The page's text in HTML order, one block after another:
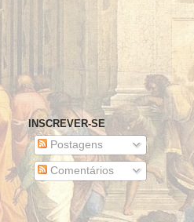
INSCREVER-SE
Postagens
Comentários